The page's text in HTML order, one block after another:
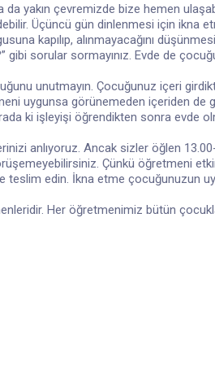
yakın çevremizde bize hemen
Üçüncü gün dinlenmesi için ikna
kapılıp, alınmayacağını
sorular sormayınız. Evde de
unutmayın. Çocuğunuz içeri
uygunsa görünemeden içeriden de
ki işleyişi öğrendikten sonra evde
anlıyoruz. Ancak sizler öğlen 13.00-
Çünkü öğretmeni
edin. İkna etme çocuğunuzun
Her öğretmenimiz bütün